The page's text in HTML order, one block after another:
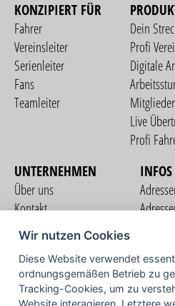
KONZIPIERT FÜR
Fahrer
Vereinsleiter
Serienleiter
Fans
Teamleiter
Dein
Profi
Digitale
Live
Profi
UNTERNEHMEN
Über uns
Kontakt
Nutzungsbedingungen
Datenschutzerklärung
Impressum
INFOS
Wir nutzen Cookies
Diese Website verwendet
ordnungsgemäßen Betrieb zu
Tracking-Cookies, um zu